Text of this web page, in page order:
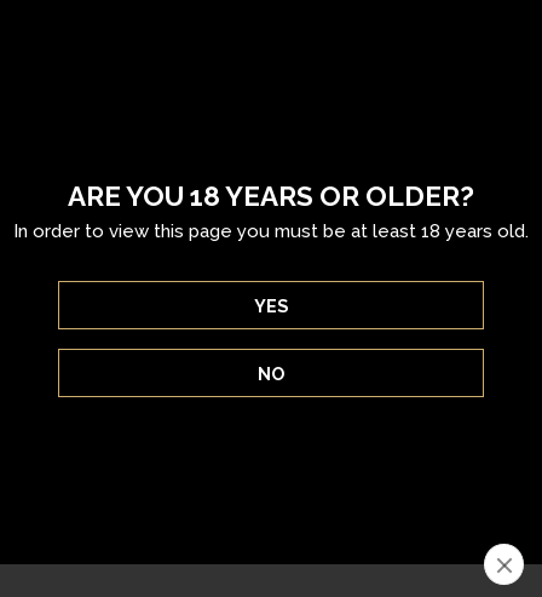
NEGRONI
30 ml bitter
ARE YOU 18 YEARS OR OLDER?
In order to view this page you must be at least 18 years old.
YES
NO